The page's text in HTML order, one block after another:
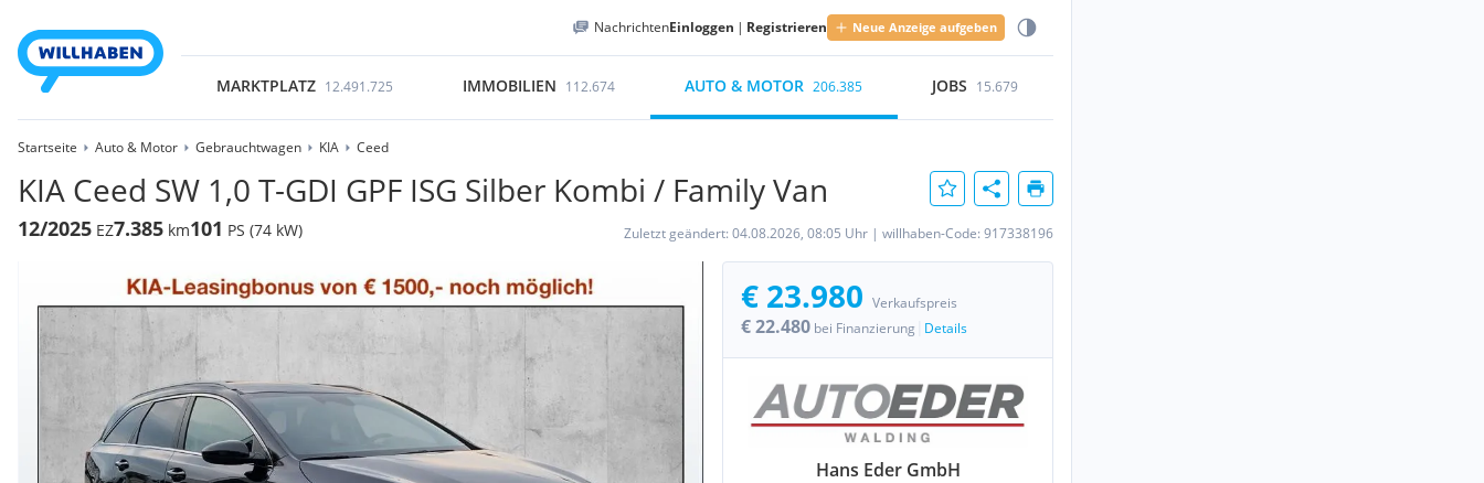
NachrichtenEinloggen | Registrieren Neue Anzeige aufgeben
MARKTPLATZ 12.491.725 IMMOBILIEN 112.674 AUTO & MOTOR 206.385 JOBS 15.679
Startseite Auto & Motor Gebrauchtwagen KIA Ceed
KIA Ceed SW 1,0 T-GDI GPF ISG Silber Kombi / Family Van
12/2025 EZ7.385 km101 PS (74 kW) Zuletzt geändert: 04.08.2026, 08:05 Uhr | willhaben-Code: 917338196
€ 23.980 Verkaufspreis
€ 22.480 bei Finanzierung Details
Hans Eder GmbH